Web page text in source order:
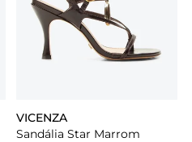
VICENZA
Sandália Star Marrom